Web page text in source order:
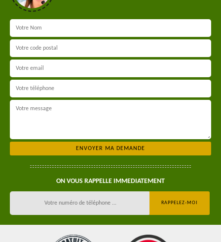
ON VOUS RAPPELLE IMMEDIATEMENT